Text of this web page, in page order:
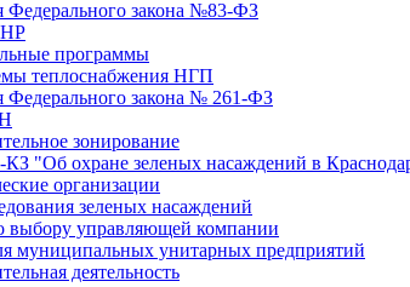
Федерального закона №83-ФЗ
программы
теплоснабжения НГП
Федерального закона № 261-ФЗ
зонирование
КЗ "Об охране зеленых насаждений в
организации
зеленых насаждений
выбору управляющей компании
муниципальных унитарных предприятий
деятельность